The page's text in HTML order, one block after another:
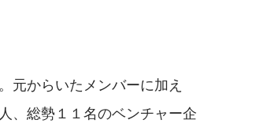
元からいたメンバーに加え
、総勢１１名のベンチャー企